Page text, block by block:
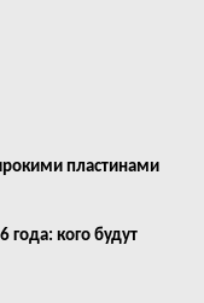
пластинами
года: кого будут